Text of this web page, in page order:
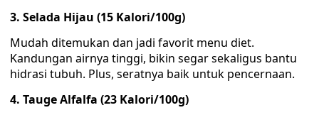
3. Selada Hijau (15 Kalori/100g)
Mudah ditemukan dan jadi favorit menu diet.
Kandungan airnya tinggi, bikin segar sekaligus bantu
hidrasi tubuh. Plus, seratnya baik untuk pencernaan.
4. Tauge Alfalfa (23 Kalori/100g)